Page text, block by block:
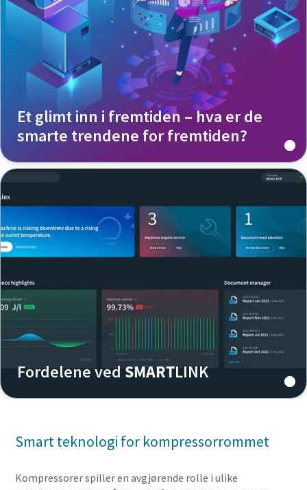
Et glimt inn i fremtiden – hva er de
smarte trendene for fremtiden?
Fordelene ved SMARTLINK
Smart teknologi for kompressorrommet
Kompressorer spiller en avgjørende rolle i ulike